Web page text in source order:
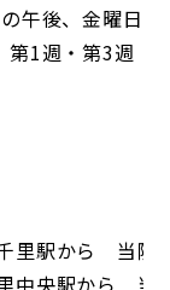
午後、金曜日
1週・第3週
里駅から 当院
中央駅から 当